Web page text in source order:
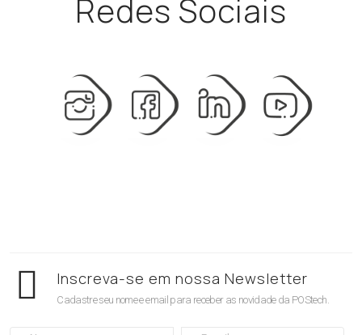
Redes Sociais
Inscreva-se em nossa Newsletter
Cadastre seu nome e email para receber as novidade da POStech.